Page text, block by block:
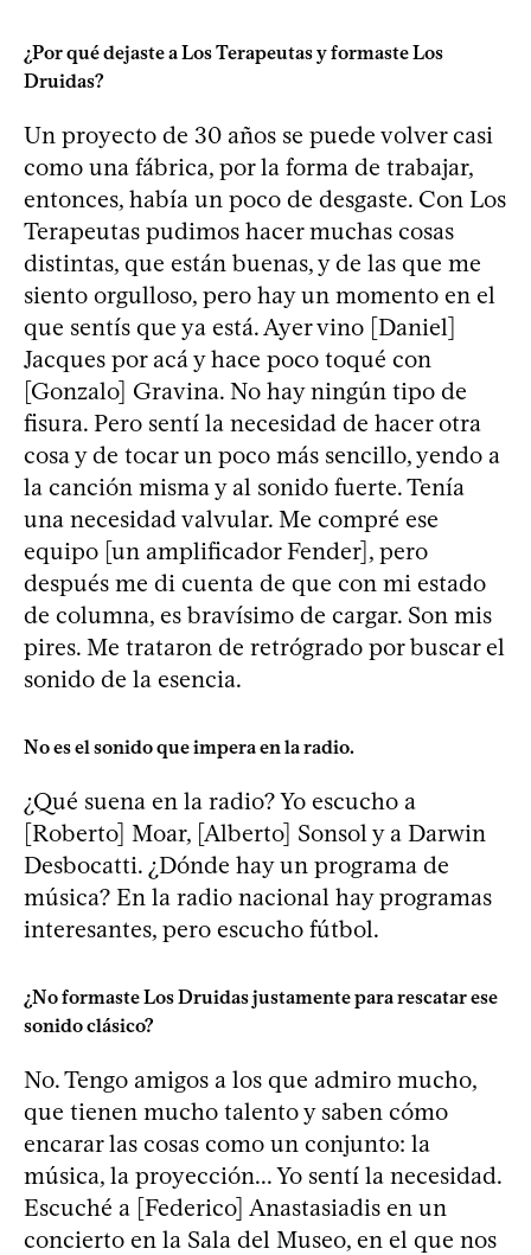
¿Por qué dejaste a Los Terapeutas y formaste Los
Druidas?
Un proyecto de 30 años se puede volver casi
como una fábrica, por la forma de trabajar,
entonces, había un poco de desgaste. Con Los
Terapeutas pudimos hacer muchas cosas
distintas, que están buenas, y de las que me
siento orgulloso, pero hay un momento en el
que sentís que ya está. Ayer vino [Daniel]
Jacques por acá y hace poco toqué con
[Gonzalo] Gravina. No hay ningún tipo de
fisura. Pero sentí la necesidad de hacer otra
cosa y de tocar un poco más sencillo, yendo a
la canción misma y al sonido fuerte. Tenía
una necesidad valvular. Me compré ese
equipo [un amplificador Fender], pero
después me di cuenta de que con mi estado
de columna, es bravísimo de cargar. Son mis
pires. Me trataron de retrógrado por buscar el
sonido de la esencia.
No es el sonido que impera en la radio.
¿Qué suena en la radio? Yo escucho a
[Roberto] Moar, [Alberto] Sonsol y a Darwin
Desbocatti. ¿Dónde hay un programa de
música? En la radio nacional hay programas
interesantes, pero escucho fútbol.
¿No formaste Los Druidas justamente para rescatar ese
sonido clásico?
No. Tengo amigos a los que admiro mucho,
que tienen mucho talento y saben cómo
encarar las cosas como un conjunto: la
música, la proyección... Yo sentí la necesidad.
Escuché a [Federico] Anastasiadis en un
concierto en la Sala del Museo, en el que nos